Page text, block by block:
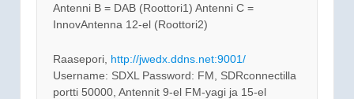
Antenni B = DAB (Roottori1) Antenni C =
InnovAntenna 12-el (Roottori2)
Raasepori, http://jwedx.ddns.net:9001/
Username: SDXL Password: FM, SDRconnectilla
portti 50000, Antennit 9-el FM-yagi ja 15-el